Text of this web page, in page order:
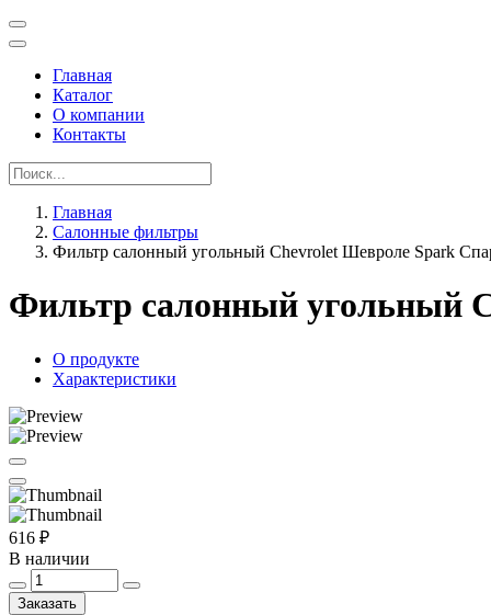
Главная
Каталог
О компании
Контакты
Главная
Салонные фильтры
Фильтр салонный угольный Chevrolet Шевроле Spark
Фильтр салонный угольный
О продукте
Характеристики
616 ₽
В наличии
Заказать